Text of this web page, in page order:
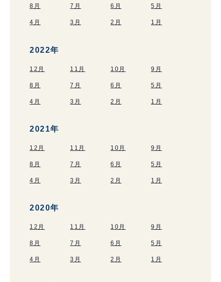
8月 7月 6月 5月
4月 3月 2月 1月
2022年
12月 11月 10月 9月
8月 7月 6月 5月
4月 3月 2月 1月
2021年
12月 11月 10月 9月
8月 7月 6月 5月
4月 3月 2月 1月
2020年
12月 11月 10月 9月
8月 7月 6月 5月
4月 3月 2月 1月